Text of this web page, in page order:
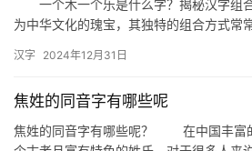
一个木一个乐是什么字？揭秘汉字
为中华文化的瑰宝，其独特的组合方式常
一个…
汉字 2024年12月31日
焦姓的同音字有哪些呢
焦姓的同音字有哪些呢？ 在中国丰富